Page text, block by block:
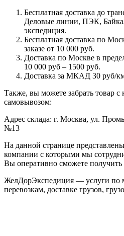
Бесплатная доставка до
Деловые линии, ПЭК,
экспедиция.
Бесплатная доставка по
заказе от 10 000 руб.
Доставка по Москве в
10 000 руб – 1500 руб.
Доставка за МКАД 30 руб/
Также, вы можете забрать товар с
самовывозом:
Адрес склада: г. Москва, ул.
№13
На данной странице
компании с которыми мы
Вы оперативно сможете получить
ЖелДорЭкспедиция — услуги по
перевозкам, доставке грузов,